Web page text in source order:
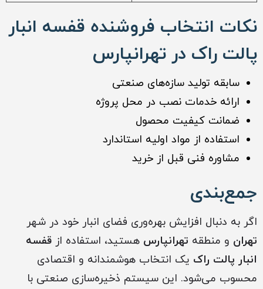
نکات انتخاب فروشنده قفسه انبار
پالت راک در تهرانپارس
سابقه تولید سازه‌های صنعتی
ارائه خدمات نصب در محل پروژه
ضمانت کیفیت محصول
استفاده از مواد اولیه استاندارد
مشاوره فنی قبل از خرید
جمع‌بندی
اگر به دنبال افزایش بهره‌وری فضای انبار خود در شهر
تهران و منطقه تهرانپارس هستید، استفاده از قفسه
انبار پالت راک یک انتخاب هوشمندانه و اقتصادی
محسوب می‌شود. این سیستم ذخیره‌سازی صنعتی با